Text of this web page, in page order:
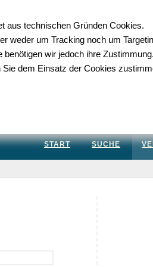
START SUCHE
aus technischen Gründen Cookies.
weder um Tracking noch um
benötigen wir jedoch ihre Zustimmung.
dem Einsatz der Cookies